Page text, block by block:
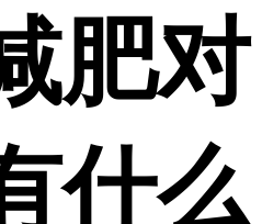
肥对
什么